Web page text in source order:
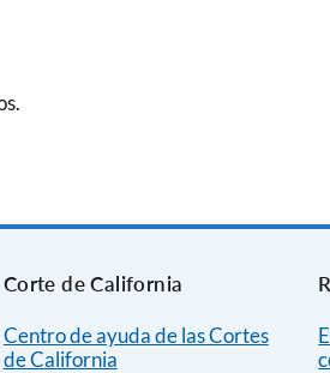
Corte de California
Centro de ayuda de las Cortes
de California